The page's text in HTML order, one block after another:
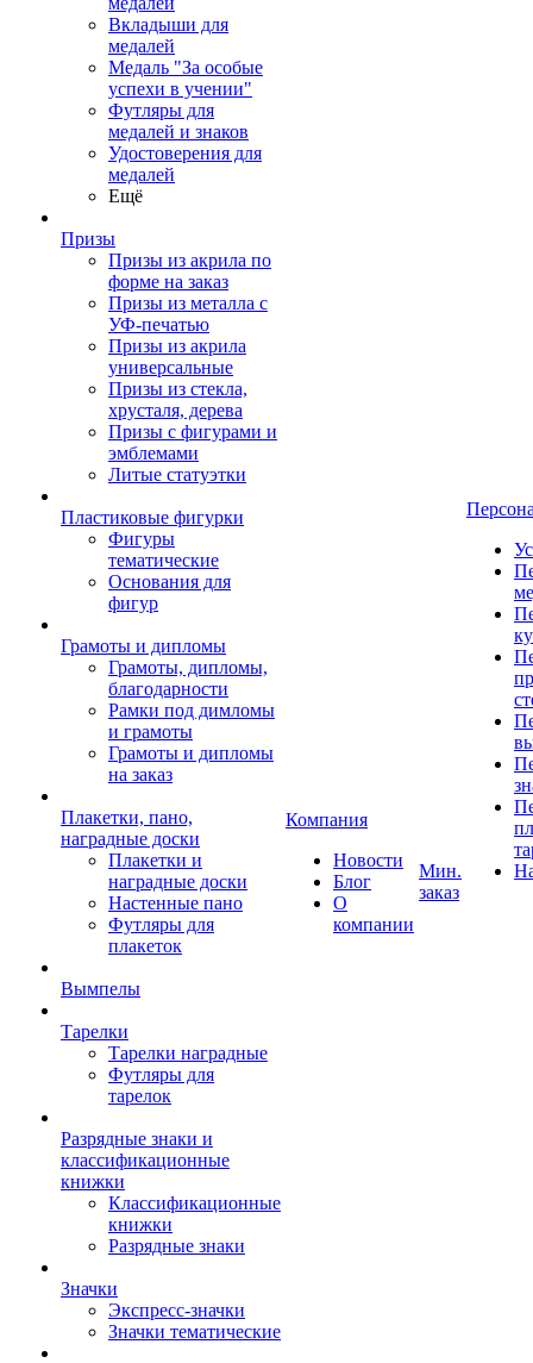
Вкладыши для
медалей
Медаль "За особые
успехи в учении"
Футляры для
медалей и знаков
Удостоверения для
медалей
Ещё
Призы
Призы из акрила по
форме на заказ
Призы из металла с
УФ-печатью
Призы из акрила
универсальные
Призы из стекла,
хрусталя, дерева
Призы с фигурами и
эмблемами
Литые статуэтки
Пластиковые фигурки
Фигуры
тематические
Основания для
фигур
Грамоты и дипломы
Грамоты, дипломы,
благодарности
Рамки под димломы
и грамоты
Грамоты и дипломы
на заказ
Плакетки, пано,
наградные доски
Плакетки и
наградные доски
Настенные пано
Футляры для
плакеток
Вымпелы
Тарелки
Тарелки наградные
Футляры для
тарелок
Разрядные знаки и
классификационные
книжки
Классификационные
книжки
Разрядные знаки
Значки
Экспресс-значки
Значки тематические
Компания
Новости
Блог
О
компании
Мин.
заказ